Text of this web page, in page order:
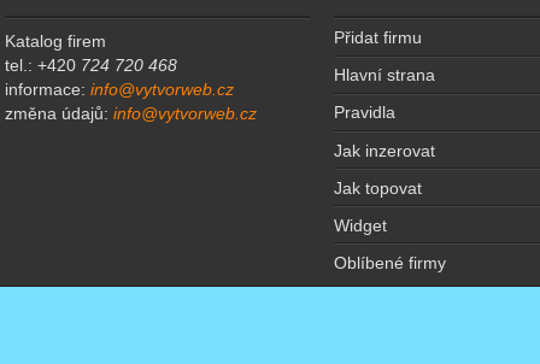
Katalog firem
tel.: +420 724 720 468
informace:info@vytvorweb.cz
změna údajů:info@vytvorweb.cz
Přidat firmu
Hlavní strana
Pravidla
Jak inzerovat
Jak topovat
Widget
Oblíbené firmy